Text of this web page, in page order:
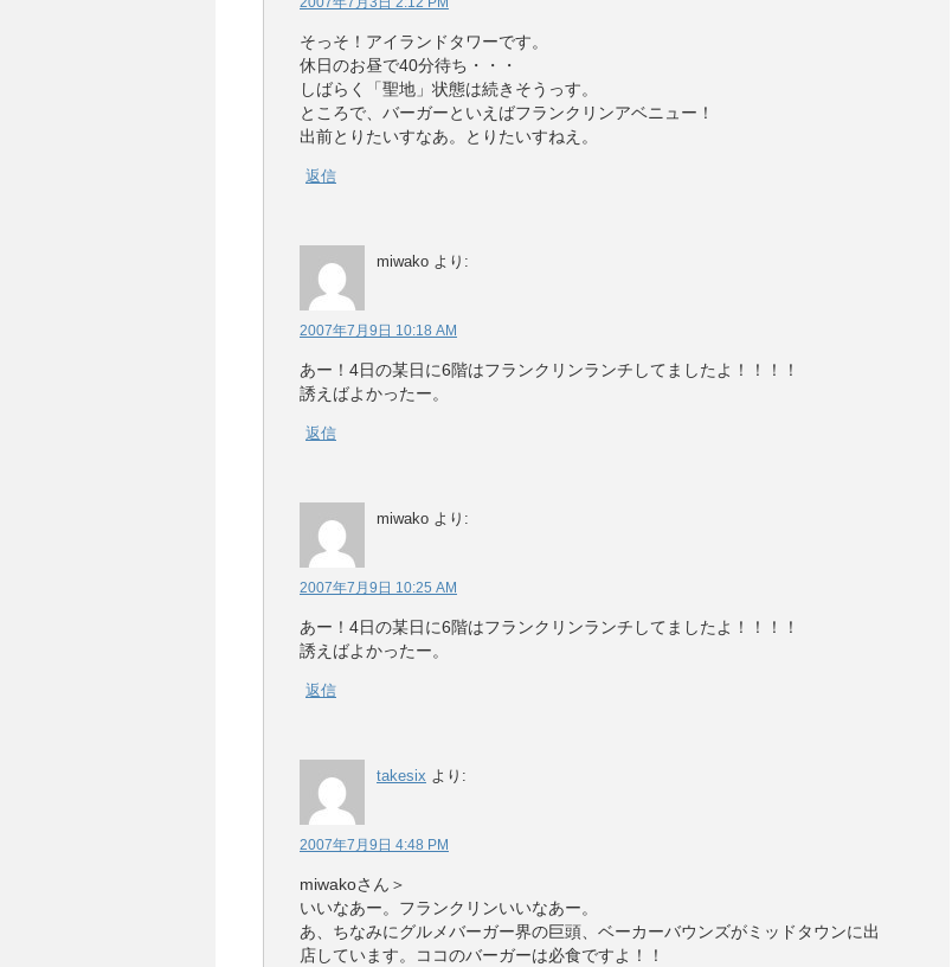
そっそ！アイランドタワーです。
休日のお昼で40分待ち・・・
しばらく「聖地」状態は続きそうっす。
ところで、バーガーといえばフランクリンアベニュー！
出前とりたいすなあ。とりたいすねえ。
返信
miwako より:
2007年7月9日 10:18 AM
あー！4日の某日に6階はフランクリンランチしてましたよ！！！！
誘えばよかったー。
返信
miwako より:
2007年7月9日 10:25 AM
あー！4日の某日に6階はフランクリンランチしてましたよ！！！！
誘えばよかったー。
返信
takesix より:
2007年7月9日 4:48 PM
miwakoさん＞
いいなあー。フランクリンいいなあー。
あ、ちなみにグルメバーガー界の巨頭、ベーカーバウンズがミッドタウンに出
店しています。ココのバーガーは必食ですよ！！